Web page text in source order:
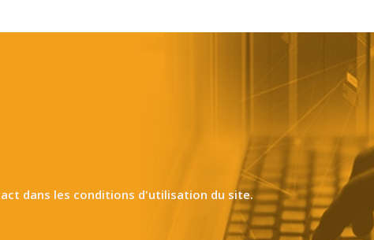
dans les conditions d'utilisation du site.